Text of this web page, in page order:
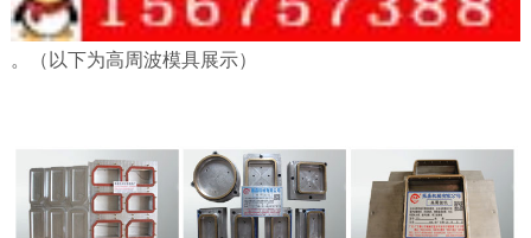
。（以下为高周波模具展示）